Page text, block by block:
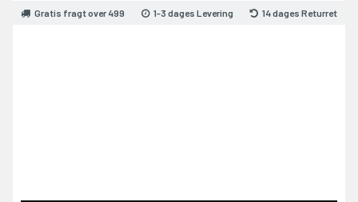
Gratis fragt over 499 1-3 dages Levering 14 dages Returret